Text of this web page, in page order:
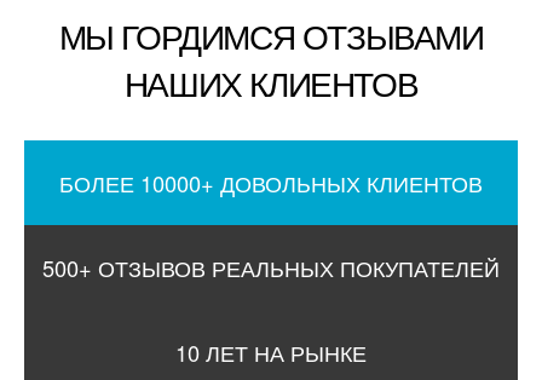
МЫ ГОРДИМСЯ ОТЗЫВАМИ
НАШИХ КЛИЕНТОВ
БОЛЕЕ 10000+ ДОВОЛЬНЫХ КЛИЕНТОВ
500+ ОТЗЫВОВ РЕАЛЬНЫХ ПОКУПАТЕЛЕЙ
10 ЛЕТ НА РЫНКЕ